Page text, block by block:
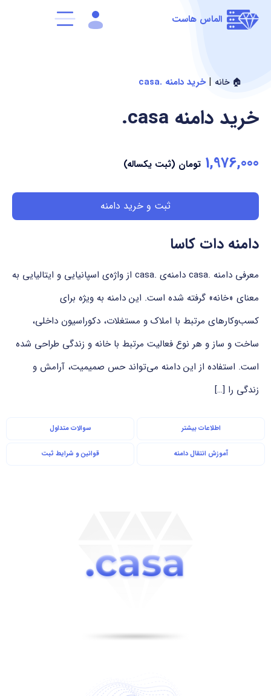
الماس هاست
🏠 خانه |خرید دامنه .casa
.casa خرید دامنه
1,976,000 تومان (ثبت یکساله)
ثبت و خرید دامنه
دامنه دات کاسا
معرفی دامنه .casa دامنه‌ی .casa از واژه‌ی اسپانیایی و ایتالیایی به
معنای «خانه» گرفته شده است. این دامنه به ویژه برای
کسب‌وکارهای مرتبط با املاک و مستغلات، دکوراسیون داخلی،
ساخت و ساز و هر نوع فعالیت مرتبط با خانه و زندگی طراحی شده
است. استفاده از این دامنه می‌تواند حس صمیمیت، آرامش و
زندگی را […]
اطلاعات بیشتر سوالات متداول
آموزش انتقال دامنه قوانین و شرایط ثبت